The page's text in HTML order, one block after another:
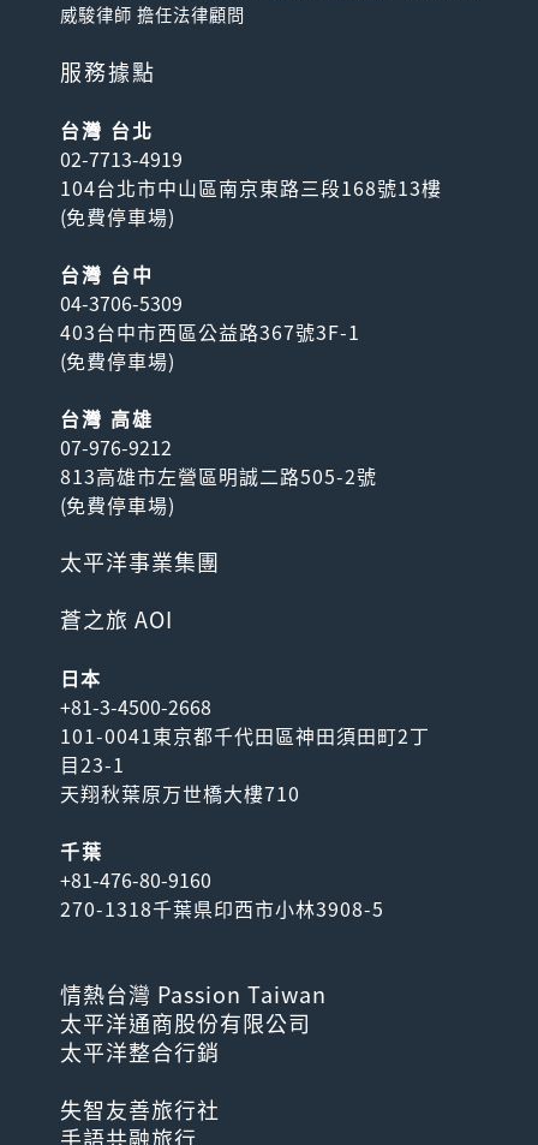
威駿律師 擔任法律顧問
服務據點
台灣 台北
02-7713-4919
104台北市中山區南京東路三段168號13樓
(免費停車場)
台灣 台中
04-3706-5309
403台中市西區公益路367號3F-1
(免費停車場)
台灣 高雄
07-976-9212
813高雄市左營區明誠二路505-2號
(免費停車場)
太平洋事業集團
蒼之旅 AOI
日本
+81-3-4500-2668
101-0041東京都千代田區神田須田町2丁
目23-1
天翔秋葉原万世橋大樓710
千葉
+81-476-80-9160
270-1318千葉県印西市小林3908-5
情熱台灣 Passion Taiwan
太平洋通商股份有限公司
太平洋整合行銷
失智友善旅行社
手語共融旅行